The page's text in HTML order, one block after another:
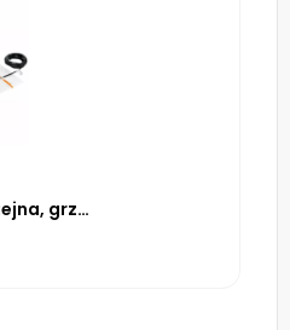
THERMOVAL Mata grzejna, grzewcza, elektryczna pod płytki TV TO 50 150 W/m² – 10m²